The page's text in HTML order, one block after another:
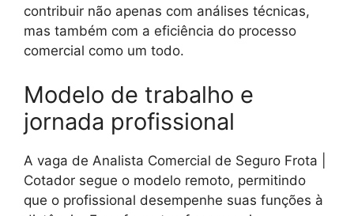
contribuir não apenas com análises técnicas,
mas também com a eficiência do processo
comercial como um todo.
Modelo de trabalho e
jornada profissional
A vaga de Analista Comercial de Seguro Frota |
Cotador segue o modelo remoto, permitindo
que o profissional desempenhe suas funções à